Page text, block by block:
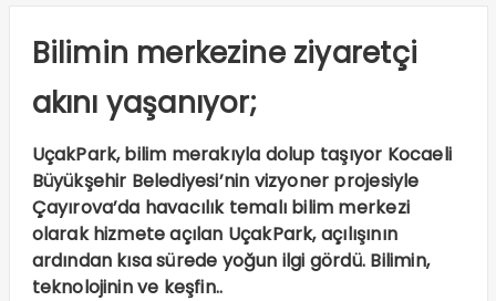
Bilimin merkezine ziyaretçi
akını yaşanıyor;
UçakPark, bilim merakıyla dolup taşıyor Kocaeli
Büyükşehir Belediyesi’nin vizyoner projesiyle
Çayırova’da havacılık temalı bilim merkezi
olarak hizmete açılan UçakPark, açılışının
ardından kısa sürede yoğun ilgi gördü. Bilimin,
teknolojinin ve keşfin..